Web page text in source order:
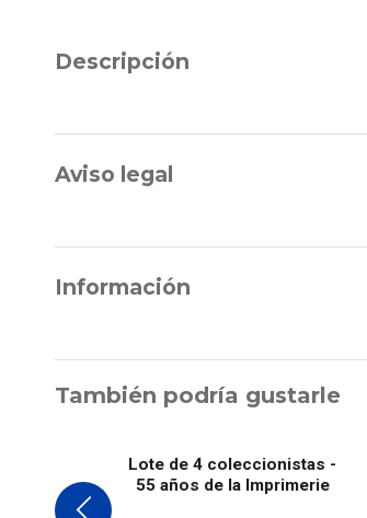
Descripción
Aviso legal
Información
También podría gustarle
Lote de 4 coleccionistas -
55 años de la Imprimerie